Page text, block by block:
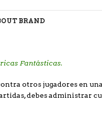
BRAND
Fantásticas.
otros jugadores en
debes administrar